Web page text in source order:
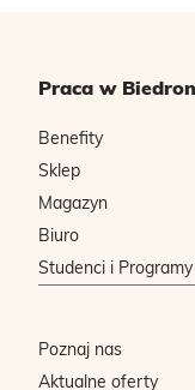
Praca w
Benefity
Sklep
Magazyn
Biuro
Studenci i
Poznaj nas
Aktualne oferty